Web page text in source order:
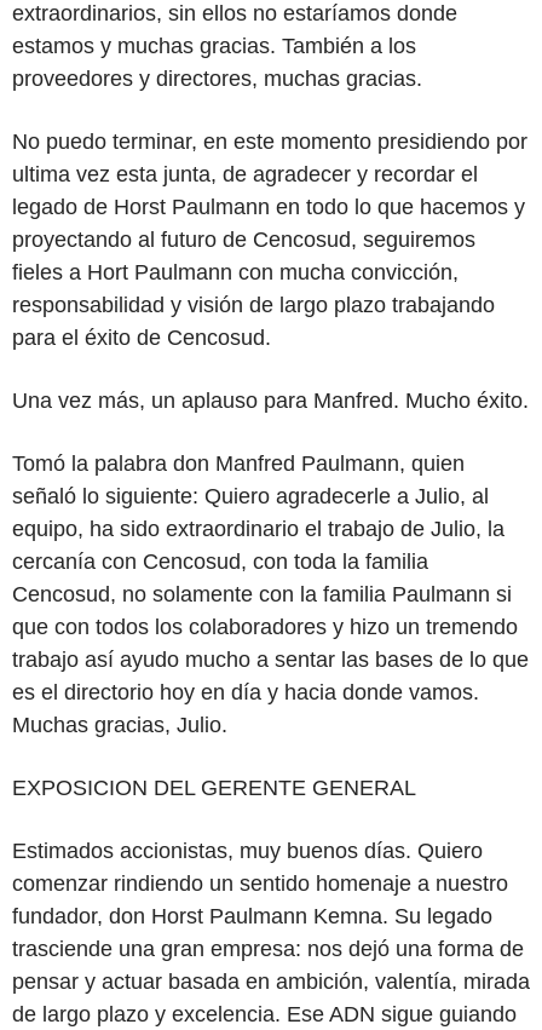
extraordinarios, sin ellos no estaríamos donde
estamos y muchas gracias. También a los
proveedores y directores, muchas gracias.
No puedo terminar, en este momento presidiendo por
ultima vez esta junta, de agradecer y recordar el
legado de Horst Paulmann en todo lo que hacemos y
proyectando al futuro de Cencosud, seguiremos
fieles a Hort Paulmann con mucha convicción,
responsabilidad y visión de largo plazo trabajando
para el éxito de Cencosud.
Una vez más, un aplauso para Manfred. Mucho éxito.
Tomó la palabra don Manfred Paulmann, quien
señaló lo siguiente: Quiero agradecerle a Julio, al
equipo, ha sido extraordinario el trabajo de Julio, la
cercanía con Cencosud, con toda la familia
Cencosud, no solamente con la familia Paulmann si
que con todos los colaboradores y hizo un tremendo
trabajo así ayudo mucho a sentar las bases de lo que
es el directorio hoy en día y hacia donde vamos.
Muchas gracias, Julio.
EXPOSICION DEL GERENTE GENERAL
Estimados accionistas, muy buenos días. Quiero
comenzar rindiendo un sentido homenaje a nuestro
fundador, don Horst Paulmann Kemna. Su legado
trasciende una gran empresa: nos dejó una forma de
pensar y actuar basada en ambición, valentía, mirada
de largo plazo y excelencia. Ese ADN sigue guiando